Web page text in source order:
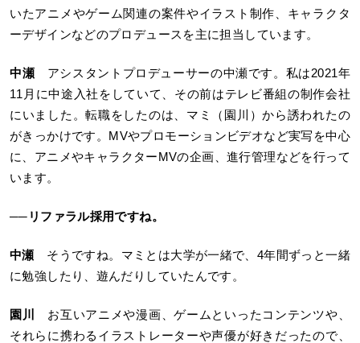
いたアニメやゲーム関連の案件やイラスト制作、キャラクタ
ーデザインなどのプロデュースを主に担当しています。
中瀬 アシスタントプロデューサーの中瀬です。私は2021年
11月に中途入社をしていて、その前はテレビ番組の制作会社
にいました。転職をしたのは、マミ（園川）から誘われたの
がきっかけです。MVやプロモーションビデオなど実写を中心
に、アニメやキャラクターMVの企画、進行管理などを行って
います。
──リファラル採用ですね。
中瀬 そうですね。マミとは大学が一緒で、4年間ずっと一緒
に勉強したり、遊んだりしていたんです。
園川
お互いアニメや漫画、ゲームといったコンテンツや、
それらに携わるイラストレーターや声優が好きだったので、